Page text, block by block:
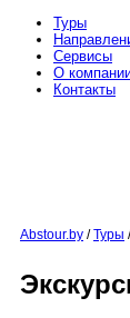
Туры
Сервисы
O
Контакты
Abstour.by / Туры /